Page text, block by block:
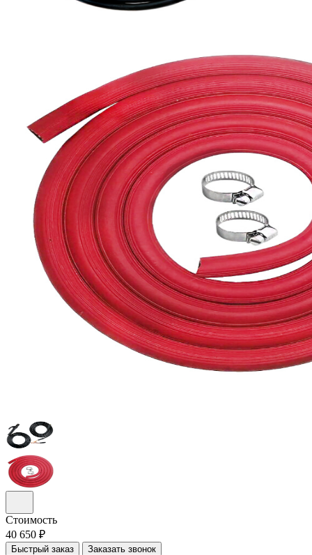
Стоимость
40 650 ₽
Быстрый заказ Заказать звонок